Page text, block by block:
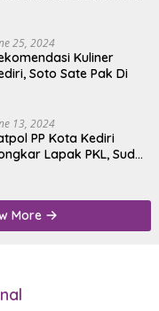
25, 2024
Kuliner
Soto Sate Pak Di
13, 2024
PP Kota Kediri
Lapak PKL, Sudah
More